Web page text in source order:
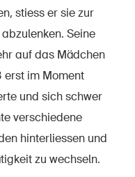
stiess er sie zur
Seine
auf das Mädchen
erst im Moment
und sich schwer
verschiedene
hinterliessen und
zu wechseln.